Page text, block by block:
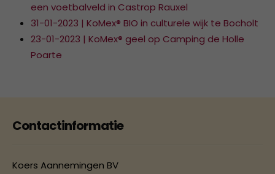
een voetbalveld in Castrop Rauxel
31-01-2023 | KoMex® BIO in culturele wijk te Bocholt
23-01-2023 | KoMex® geel op Camping de Holle
Poarte
Contactinformatie
Koers Aannemingen BV